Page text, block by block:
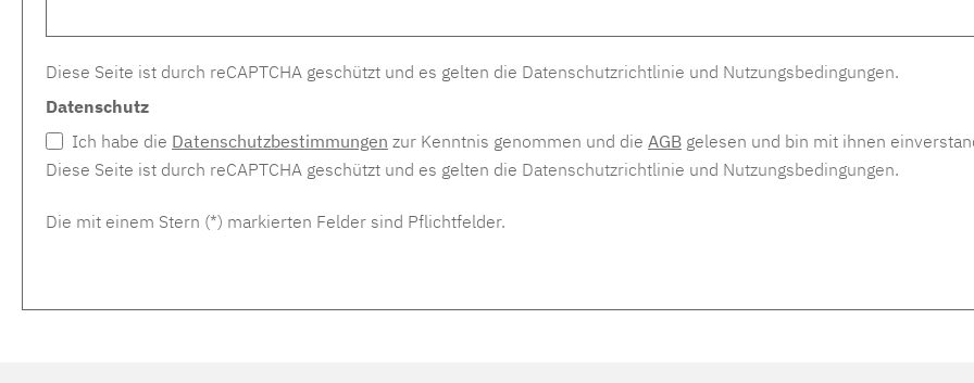
Diese Seite ist durch reCAPTCHA geschützt und es gelten die Datenschutzrichtlinie und Nutzungsbedingungen.
Datenschutz
Ich habe die Datenschutzbestimmungen zur Kenntnis genommen und die AGB gelesen und bin mit ihnen
Diese Seite ist durch reCAPTCHA geschützt und es gelten die Datenschutzrichtlinie und Nutzungsbedingungen.
Die mit einem Stern (*) markierten Felder sind Pflichtfelder.